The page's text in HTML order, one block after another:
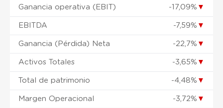
Ganancia operativa (EBIT) -17,09% ▼
EBITDA -7,59% ▼
Ganancia (Pérdida) Neta -22,7% ▼
Activos Totales -3,65% ▼
Total de patrimonio -4,48% ▼
Margen Operacional -3,72% ▼